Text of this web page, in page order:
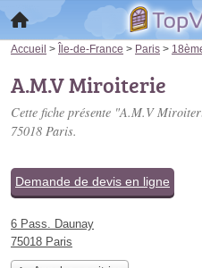
Accueil > Île-de-France > Paris >
A.M.V Miroiterie
Cette fiche présente "A.M.V
75018 Paris.
Demande de devis en ligne
6 Pass. Daunay
75018 Paris